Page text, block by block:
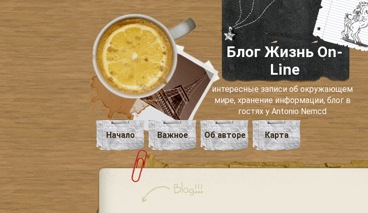
Блог Жизнь On-
Line
интересные записи об окружающем
мире, хранение информации, блог в
гостях у Antonio Nemcd
Начало Важное Об авторе Карта